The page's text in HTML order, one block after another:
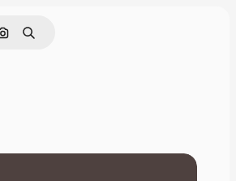
Nach Bild suchen
Suchen